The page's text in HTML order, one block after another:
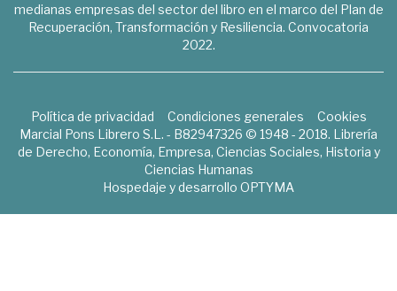
medianas empresas del sector del libro en el marco del Plan de
Recuperación, Transformación y Resiliencia. Convocatoria
2022.
Política de privacidad Condiciones generales
Cookies
Marcial Pons Librero S.L. - B82947326 © 1948 - 2018. Librería
de Derecho, Economía, Empresa, Ciencias Sociales, Historia y
Ciencias Humanas
Hospedaje y desarrollo OPTYMA